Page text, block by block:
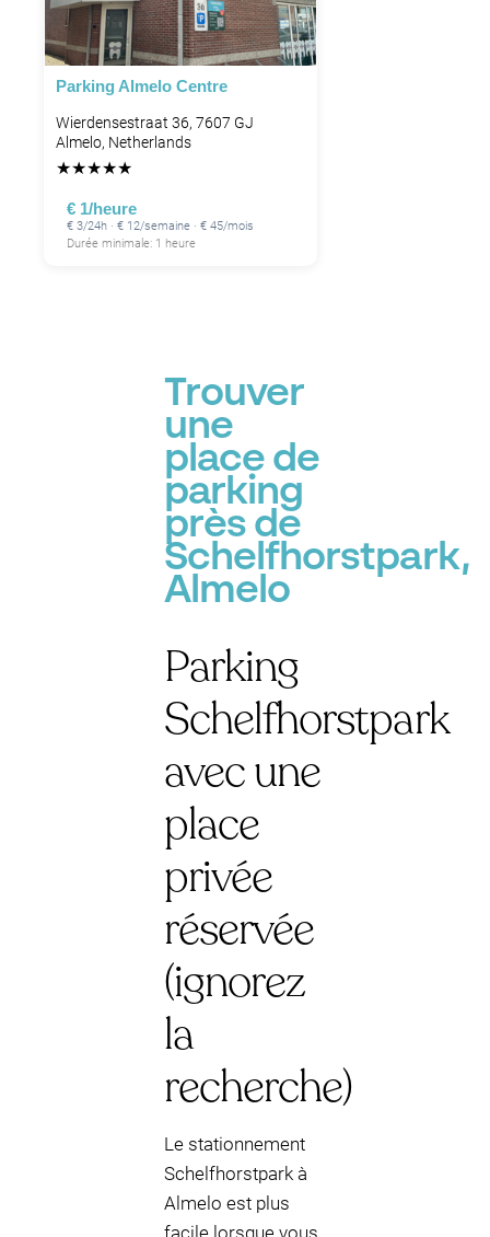
Parking Almelo Centre
Wierdensestraat 36, 7607 GJ
Almelo, Netherlands
★★★★★
€ 1/heure
€ 3/24h · € 12/semaine · € 45/mois
Durée minimale: 1 heure
Trouver
une
place de
parking
près de
Schelfhorstpark,
Almelo
Parking
Schelfhorstpark
avec une
place
privée
réservée
(ignorez
la
recherche)
Le stationnement
Schelfhorstpark à
Almelo est plus